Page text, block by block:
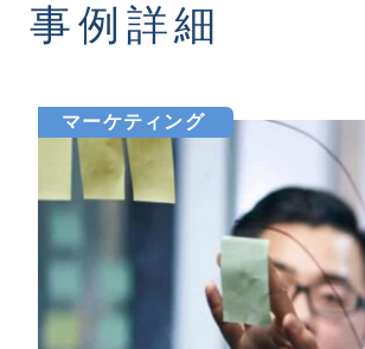
事例詳細
マーケティング